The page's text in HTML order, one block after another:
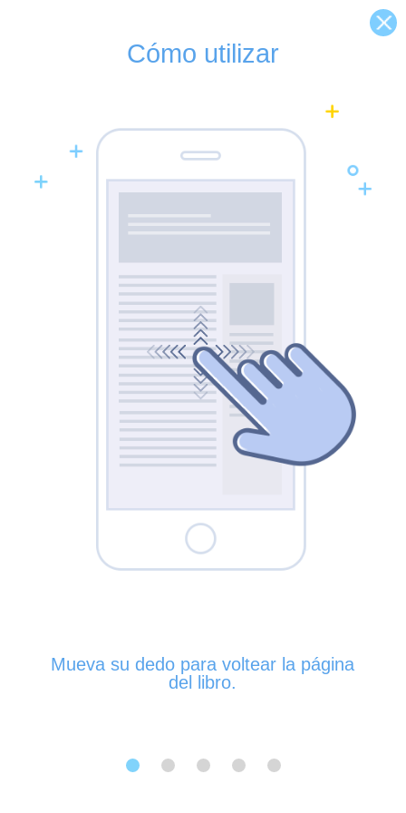
Cómo utilizar
Mueva su dedo para voltear la página
del libro.